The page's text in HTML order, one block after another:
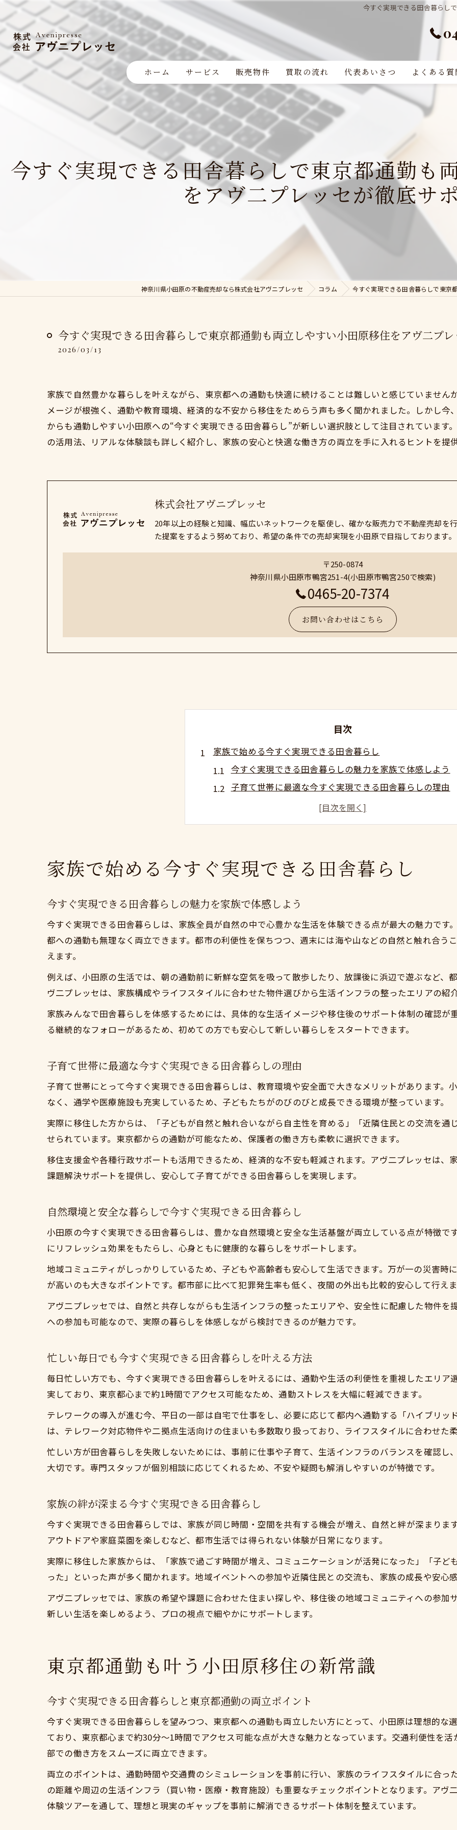
今すぐ実現できる田舎暮らし
ホーム サービス 販売物件 買取の流れ 代表あいさつ よくある質
今すぐ実現できる田舎暮らしで東京都通勤も
をアヴ二プレッセが徹底サ
神奈川県小田原の不動産売却なら株式会社アヴニプレッセ コラム 今すぐ実現できる田舎暮らしで東京
今すぐ実現できる田舎暮らしで東京都通勤も両立しやすい小田原移住をアヴ二プ
2026/03/13
家族で自然豊かな暮らしを叶えながら、東京都への通勤も快適に続けることは難しいと感じていません
メージが根強く、通勤や教育環境、経済的な不安から移住をためらう声も多く聞かれました。しかし今
からも通勤しやすい小田原への“今すぐ実現できる田舎暮らし”が新しい選択肢として注目されています
の活用法、リアルな体験談も詳しく紹介し、家族の安心と快適な働き方の両立を手に入れるヒントを提供
株式会社アヴニプレッセ
20年以上の経験と知識、幅広いネットワークを駆使し、確かな販売力で不動産売却を
た提案をするよう努めており、希望の条件での売却実現を小田原で目指しております。
〒250-0874
神奈川県小田原市鴨宮251-4(小田原市鴨宮250で検索)
0465-20-7374
お問い合わせはこちら
目次
家族で始める今すぐ実現できる田舎暮らし
今すぐ実現できる田舎暮らしの魅力を家族で体感しよう
子育て世帯に最適な今すぐ実現できる田舎暮らしの理由
自然環境と安全な暮らしで今すぐ実現できる田舎暮らし
忙しい毎日でも今すぐ実現できる田舎暮らしを叶える方
東京都通勤も叶う小田原移住の新常識
今すぐ実現できる田舎暮らしと東京都通勤の両立ポイント
東京都通勤者に最適な今すぐ実現できる田舎暮らしとは
移住後もスムーズな東京都通勤で今すぐ実現できる田舎
今すぐ実現できる田舎暮らしが東京都通勤世帯に支持さ
今すぐ実現できる田舎暮らしで自然の恵みを満喫する方
小田原で始める今すぐ実現できる田舎暮らしの魅力
自然体験が豊富な今すぐ実現できる田舎暮らしの実情
四季を感じる今すぐ実現できる田舎暮らしの楽しみ方
不安を解消するアヴ二プレッセの移住支援
今すぐ実現できる田舎暮らしを支える移住支援の内容
初めての今すぐ実現できる田舎暮らしも安心のサポート体
移住前の疑問を解消する今すぐ実現できる田舎暮らし相
家族の不安を和らげる今すぐ実現できる田舎暮らし支援策
今すぐ実現できる田舎暮らしのリスク対策とサポート
お試し移住で実感する生活の快適さ
お試し移住で分かる今すぐ実現できる田舎暮らしの生活感
家族全員で感じる今すぐ実現できる田舎暮らしの快適さ
お試し移住が叶える今すぐ実現できる田舎暮らしの安心
実際に住んでわかる今すぐ実現できる田舎暮らしのメリ
移住に関するよくある疑問を詳しく解説
今すぐ実現できる田舎暮らしの疑問を丁寧に解消
不安を払拭する今すぐ実現できる田舎暮らしの実情
小田原の移住メリットも今すぐ実現できる田舎暮らしで検
よくある欠点と今すぐ実現できる田舎暮らしの対策
家族で始める今すぐ実現できる田舎暮らし
今すぐ実現できる田舎暮らしの魅力を家族で体感しよう
今すぐ実現できる田舎暮らしは、家族全員が自然の中で心豊かな生活を体験できる点が最大の魅力です
都への通勤も無理なく両立できます。都市の利便性を保ちつつ、週末には海や山などの自然と触れ合う
えます。
例えば、小田原の生活では、朝の通勤前に新鮮な空気を吸って散歩したり、放課後に浜辺で遊ぶなど、
ヴ二プレッセは、家族構成やライフスタイルに合わせた物件選びから生活インフラの整ったエリアの紹
家族みんなで田舎暮らしを体感するためには、具体的な生活イメージや移住後のサポート体制の確認が
る継続的なフォローがあるため、初めての方でも安心して新しい暮らしをスタートできます。
子育て世帯に最適な今すぐ実現できる田舎暮らしの理由
子育て世帯にとって今すぐ実現できる田舎暮らしは、教育環境や安全面で大きなメリットがあります。
なく、通学や医療施設も充実しているため、子どもたちがのびのびと成長できる環境が整っています。
実際に移住した方からは、「子どもが自然と触れ合いながら自主性を育める」「近隣住民との交流を通
せられています。東京都からの通勤が可能なため、保護者の働き方も柔軟に選択できます。
移住支援金や各種行政サポートも活用できるため、経済的な不安も軽減されます。アヴ二プレッセは、
課題解決サポートを提供し、安心して子育てができる田舎暮らしを実現します。
自然環境と安全な暮らしで今すぐ実現できる田舎暮らし
小田原の今すぐ実現できる田舎暮らしは、豊かな自然環境と安全な生活基盤が両立している点が特徴で
にリフレッシュ効果をもたらし、心身ともに健康的な暮らしをサポートします。
地域コミュニティがしっかりしているため、子どもや高齢者も安心して生活できます。万が一の災害時
が高いのも大きなポイントです。都市部に比べて犯罪発生率も低く、夜間の外出も比較的安心して行えま
アヴ二プレッセでは、自然と共存しながらも生活インフラの整ったエリアや、安全性に配慮した物件を
への参加も可能なので、実際の暮らしを体感しながら検討できるのが魅力です。
忙しい毎日でも今すぐ実現できる田舎暮らしを叶える方法
毎日忙しい方でも、今すぐ実現できる田舎暮らしを叶えるには、通勤や生活の利便性を重視したエリア
実しており、東京都心まで約1時間でアクセス可能なため、通勤ストレスを大幅に軽減できます。
テレワークの導入が進む今、平日の一部は自宅で仕事をし、必要に応じて都内へ通勤する「ハイブリッ
は、テレワーク対応物件や二拠点生活向けの住まいも多数取り扱っており、ライフスタイルに合わせた
忙しい方が田舎暮らしを失敗しないためには、事前に仕事や子育て、生活インフラのバランスを確認し
大切です。専門スタッフが個別相談に応じてくれるため、不安や疑問も解消しやすいのが特徴です。
家族の絆が深まる今すぐ実現できる田舎暮らし
今すぐ実現できる田舎暮らしでは、家族が同じ時間・空間を共有する機会が増え、自然と絆が深まりま
アウトドアや家庭菜園を楽しむなど、都市生活では得られない体験が日常になります。
実際に移住した家族からは、「家族で過ごす時間が増え、コミュニケーションが活発になった」「子ど
った」といった声が多く聞かれます。地域イベントへの参加や近隣住民との交流も、家族の成長や安心感
アヴ二プレッセでは、家族の希望や課題に合わせた住まい探しや、移住後の地域コミュニティへの参加
新しい生活を楽しめるよう、プロの視点で細やかにサポートします。
東京都通勤も叶う小田原移住の新常識
今すぐ実現できる田舎暮らしと東京都通勤の両立ポイント
今すぐ実現できる田舎暮らしを望みつつ、東京都への通勤も両立したい方にとって、小田原は理想的な
ており、東京都心まで約30分〜1時間でアクセス可能な点が大きな魅力となっています。交通利便性を
部での働き方をスムーズに両立できます。
両立のポイントは、通勤時間や交通費のシミュレーションを事前に行い、家族のライフスタイルに合っ
の距離や周辺の生活インフラ（買い物・医療・教育施設）も重要なチェックポイントとなります。アヴ
体験ツアーを通して、理想と現実のギャップを事前に解消できるサポート体制を整えています。